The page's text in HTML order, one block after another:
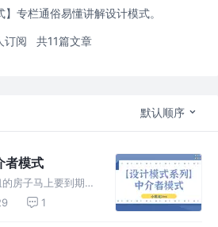
】专栏通俗易懂讲解设计模式。
订阅 共11篇文章
默认顺序
者模式
房子马上要到期
房子。想必在北京
1